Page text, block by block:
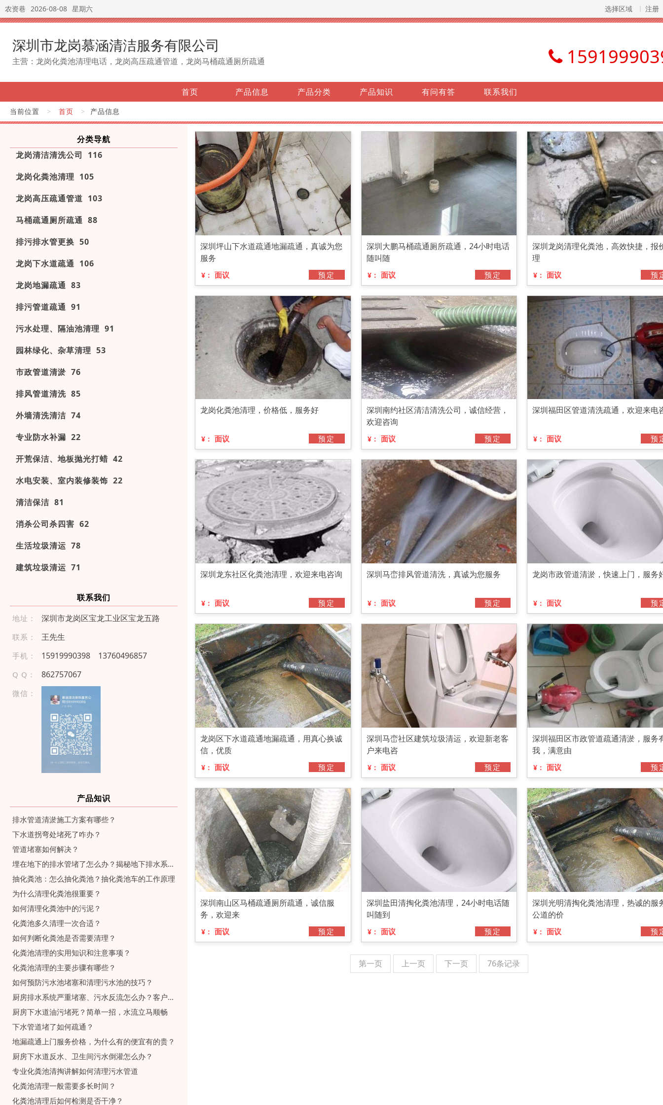
农资巷 2026-08-08 星期六 选择区域 注册
深圳市龙岗慕涵清洁服务有限公司
主营：龙岗化粪池清理电话，龙岗高压疏通管道，龙岗马桶疏通厕所疏通
首页 产品信息 产品分类 产品知识 有问有答 联系我们
当前位置 > 首页 > 产品信息
分类导航
龙岗清洁清洗公司 116
龙岗化粪池清理 105
龙岗高压疏通管道 103
马桶疏通厕所疏通 88
排污排水管更换 50
龙岗下水道疏通 106
龙岗地漏疏通 83
排污管道疏通 91
污水处理、隔油池清理 91
园林绿化、杂草清理 53
市政管道清淤 76
排风管道清洗 85
外墙清洗清洁 74
专业防水补漏 22
开荒保洁、地板抛光打蜡 42
水电安装、室内装修装饰 22
清洁保洁 81
消杀公司杀四害 62
生活垃圾清运 78
建筑垃圾清运 71
联系我们
地址： 深圳市龙岗区宝龙工业区宝龙五路
联系： 王先生
手机： 15 91 9 990 39 8 137 604 96 8 57
Q Q： 862757067
微信：
产品知识
排水管道清淤施工方案有哪些？
下水道拐弯处堵死了咋办？
管道堵塞如何解决？
埋在地下的排水管堵了怎么办？揭秘地下排水系统维护与疏通流程
抽化粪池：怎么抽化粪池？抽化粪池车的工作原理
为什么清理化粪池很重要？
如何清理化粪池中的污泥？
化粪池多久清理一次合适？
如何判断化粪池是否需要清理？
化粪池清理的实用知识和注意事项？
化粪池清理的主要步骤有哪些？
如何预防污水池堵塞和清理污水池的技巧？
厨房排水系统严重堵塞、污水反流怎么办？客户疏通案例分享
厨房下水道油污堵死？简单一招，水流立马顺畅
下水管道堵了如何疏通？
地漏疏通上门服务价格，为什么有的便宜有的贵？
厨房下水道反水、卫生间污水倒灌怎么办？
专业化粪池清掏讲解如何清理污水管道
化粪池清理一般需要多长时间？
化粪池清理后如何检测是否干净？
深圳坪山下水道疏通地漏疏通，真诚为您
服务
¥： 面议 预定
深圳大鹏马桶疏通厕所疏通，24小时电话
随叫随
¥： 面议 预定
深圳龙岗清理化粪池，高效快捷，报
理
¥： 面议 预
龙岗化粪池清理，价格低，服务好
¥： 面议 预定
深圳南约社区清洁清洗公司，诚信经营，
欢迎咨询
¥： 面议 预定
深圳福田区管道清洗疏通，欢迎来电
¥： 面议 预
深圳龙东社区化粪池清理，欢迎来电咨询
¥： 面议 预定
深圳马峦排风管道清洗，真诚为您服务
¥： 面议 预定
龙岗市政管道清淤，快速上门，服务
¥： 面议 预
龙岗区下水道疏通地漏疏通，用真心换诚
信，优质
¥： 面议 预定
深圳马峦社区建筑垃圾清运，欢迎新老客
户来电咨
¥： 面议 预定
深圳福田区市政管道疏通清淤，服务
我，满意由
¥： 面议 预
深圳南山区马桶疏通厕所疏通，诚信服
务，欢迎来
¥： 面议 预定
深圳盐田清掏化粪池清理，24小时电话随
叫随到
¥： 面议 预定
深圳光明清掏化粪池清理，热诚的服
公道的价
¥： 面议 预
第一页 上一页 下一页 76条记录